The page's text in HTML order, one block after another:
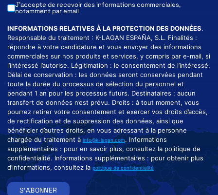
J'accepte de recevoir des informations commerciales,
notamment par email
INFORMATIONS RELATIVES À LA PROTECTION DES DONNÉES.
Responsable du traitement : K-LAGAN ESPAÑA, S.L. Finalités :
répondre à votre candidature et vous envoyer des informations
commerciales sur nos produits et services, y compris par e-mail, si
l’intéressé l’autorise. Légitimation : le consentement de l’intéressé.
Délai de conservation : les données seront conservées pendant
toute la durée du processus de sélection du personnel et
pendant 1 an pour les processus futurs. Destinataires : aucun
transfert de données n’est prévu. Droits : à tout moment, vous
pourrez retirer votre consentement et exercer vos droits d’accès,
de rectification et de suppression des données, ainsi que
bénéficier d’autres droits, en vous adressant à la personne
chargée du traitement à info@k-lagan.com. Informations
supplémentaires : pour en savoir plus, consultez la politique de
confidentialité. Informations supplémentaires : pour obtenir plus
d’informations, consultez la politique de confidentialité
S'ABONNER